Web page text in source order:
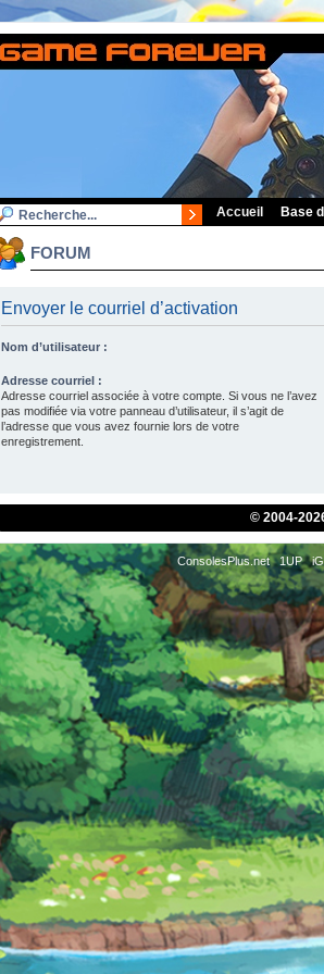
Accueil Base
FORUM
Envoyer le courriel d’activation
Nom d’utilisateur :
Adresse courriel :
Adresse courriel associée à votre compte. Si vous ne l’avez
pas modifiée via votre panneau d’utilisateur, il s’agit de
l’adresse que vous avez fournie lors de votre
enregistrement.
© 2004-
ConsolesPlus.net 1UP